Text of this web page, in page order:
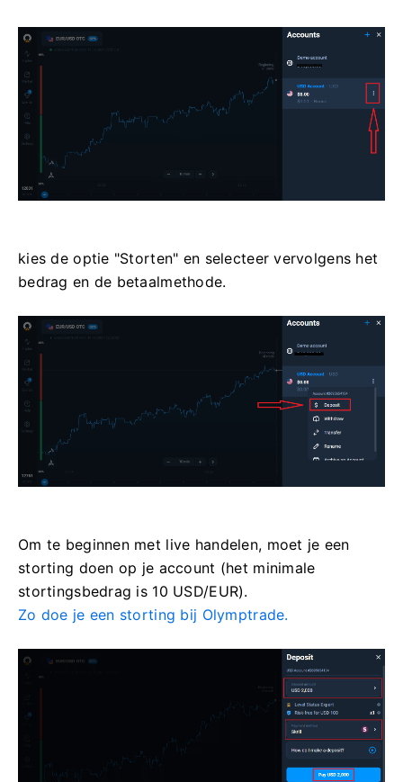
kies de optie "Storten" en selecteer vervolgens het
bedrag en de betaalmethode.
Om te beginnen met live handelen, moet je een
storting doen op je account (het minimale
stortingsbedrag is 10 USD/EUR).
Zo doe je een storting bij Olymptrade.